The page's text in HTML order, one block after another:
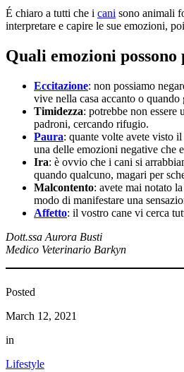
É chiaro a tutti che i cani sono animali
interpretare e capire le sue emozioni,
Quali emozioni possono
Eccitazione: non possiamo
vive nella casa accanto o
Timidezza: potrebbe non
padroni, cercando rifugio.
Paura: quante volte avete visto
una delle emozioni negative che
Ira: è ovvio che i cani si
quando qualcuno, magari per
Malcontento: avete mai notato
modo di manifestare una
Affetto: il vostro cane vi cerca
Dott.ssa Aurora Busti
Medico Veterinario Barkyn
Posted
March 12, 2021
in
Lifestyle